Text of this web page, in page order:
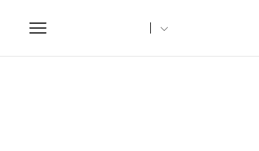
Toggle
navigation